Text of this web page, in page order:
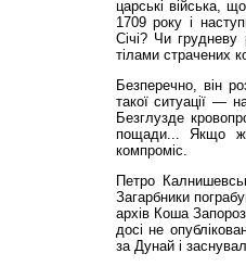
царські війська,
1709 року і
Січі? Чи грудневу
тілами страчених
Безперечно, він
такої ситуації —
Безглузде
пощади... Якщо ж
компроміс.
Петро
Загарбники
архів Коша
досі не
за Дунай і